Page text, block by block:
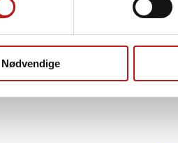
Nødvendige